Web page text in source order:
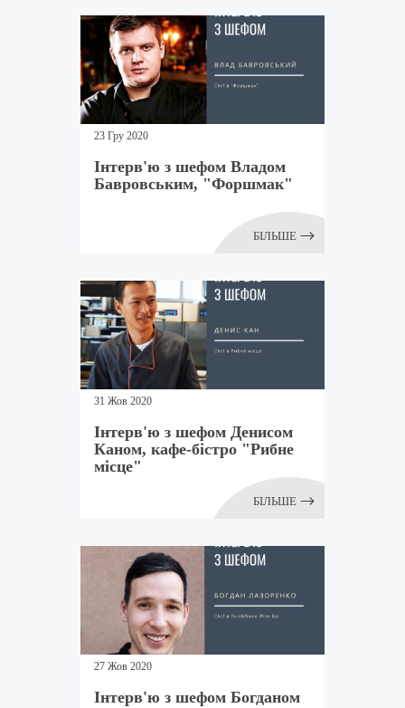
23 Гру 2020
Інтерв'ю з шефом Владом
Бавровським, "Форшмак"
БІЛЬШЕ
31 Жов 2020
Інтерв'ю з шефом Денисом
Каном, кафе-бістро "Рибне
місце"
БІЛЬШЕ
27 Жов 2020
Інтерв'ю з шефом Богданом